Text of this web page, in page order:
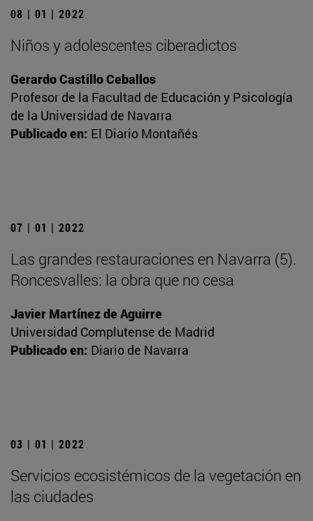
08 | 01 | 2022
Niños y adolescentes ciberadictos
Gerardo Castillo Ceballos
Profesor de la Facultad de Educación y Psicología
de la Universidad de Navarra
Publicado en: El Diario Montañés
07 | 01 | 2022
Las grandes restauraciones en Navarra (5).
Roncesvalles: la obra que no cesa
Javier Martínez de Aguirre
Universidad Complutense de Madrid
Publicado en: Diario de Navarra
03 | 01 | 2022
Servicios ecosistémicos de la vegetación en
las ciudades